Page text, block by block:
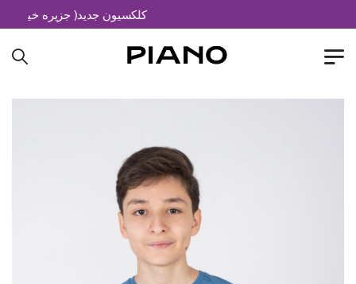
کلکسیون جدید( جزیره خیال)